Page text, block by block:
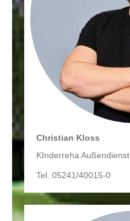
Christian Kloss
KInderreha Außendienst
Tel. 05241/40015-0